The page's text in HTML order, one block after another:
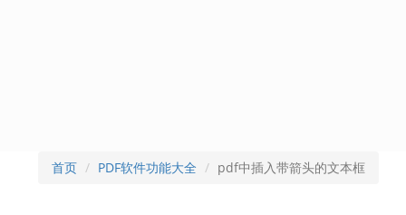
首页 PDF软件功能大全 pdf中插入带箭头的文本框